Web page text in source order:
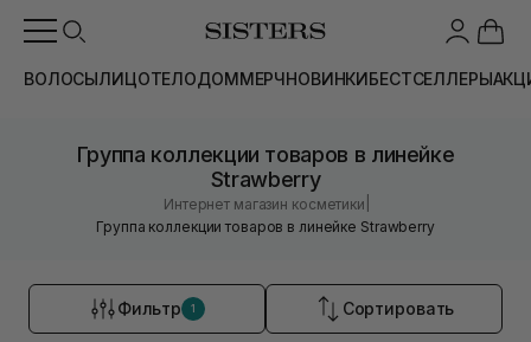
ВОЛОСЫЛИЦОТЕЛОДОММЕРЧНОВИНКИБЕСТСЕЛЛЕРЫ
Группа коллекции товаров в линейке
Strawberry
Интернет магазин косметики
Группа коллекции товаров в линейке Strawberry
Фильтр 1 Сортировать